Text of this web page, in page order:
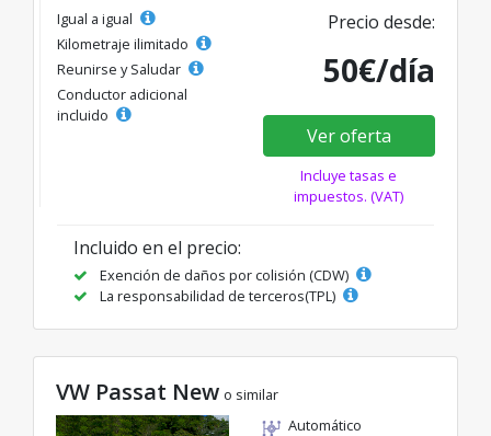
Igual a igual
Kilometraje ilimitado
Reunirse y Saludar
Conductor adicional
incluido
Precio desde:
50€/día
Ver oferta
Incluye tasas e
impuestos. (VAT)
Incluido en el precio:
Exención de daños por colisión (CDW)
La responsabilidad de terceros(TPL)
VW Passat New o similar
Automático